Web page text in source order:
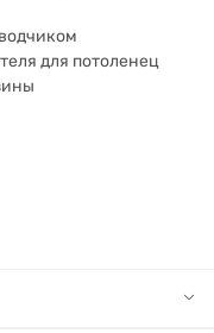
для потоленец